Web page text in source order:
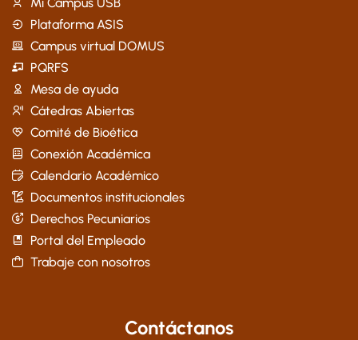
Plataforma ASIS
Campus virtual DOMUS
PQRFS
Mesa de ayuda
Cátedras Abiertas
Comité de Bioética
Conexión Académica
Calendario Académico
Documentos institucionales
Derechos Pecuniarios
Portal del Empleado
Trabaje con nosotros
Contáctanos